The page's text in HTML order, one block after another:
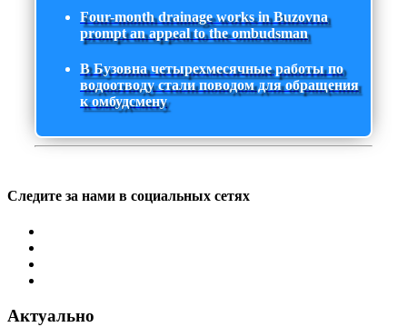
Four-month drainage works in Buzovna
prompt an appeal to the ombudsman
В Бузовна четырехмесячные работы по
водоотводу стали поводом для обращения
к омбудсмену
Следите за нами в социальных сетях
Актуально